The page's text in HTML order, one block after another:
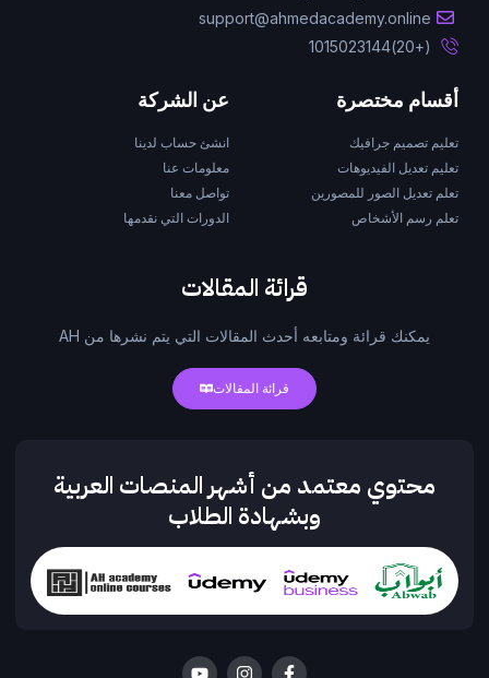
support@ahmedacademy.online
(+20)1015023144
أقسام مختصرة
تعليم تصميم جرافيك
تعليم تعديل الفيديوهات
تعلم تعديل الصور للمصورين
تعلم رسم الأشخاص
عن الشركة
انشئ حساب لدينا
معلومات عنا
تواصل معنا
الدورات التي نقدمها
قرائة المقالات
يمكنك قرائة ومتابعه أحدث المقالات التي يتم نشرها من AH
قرائة المقالات
محتوي معتمد من أشهر المنصات العربية
وبشهادة الطلاب